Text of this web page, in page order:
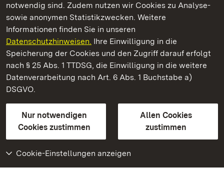
notwendig sind. Zudem nutzen wir Cookies zu Analyse-
sowie anonymen Statistikzwecken. Weitere
Informationen finden Sie in unseren
Datenschutzhinweisen. Ihre Einwilligung in die
Speicherung der Cookies und den Zugriff darauf erfolgt
nach § 25 Abs. 1 TTDSG, die Einwilligung in die weitere
Datenverarbeitung nach Art. 6 Abs. 1 Buchstabe a)
DSGVO.
Nur notwendigen
Cookies zustimmen
Allen Cookies
zustimmen
Cookie-Einstellungen anzeigen
Schloss und Schlossgarten Schwetzingen
Staatliche Schlösser und Gärten Baden-Württemberg
Kontakt
GebärdenspracheLeichte Sprache
Erklärung zur Barrierefreiheit
BITV-konform (geprüfte Seiten)
Weiteres